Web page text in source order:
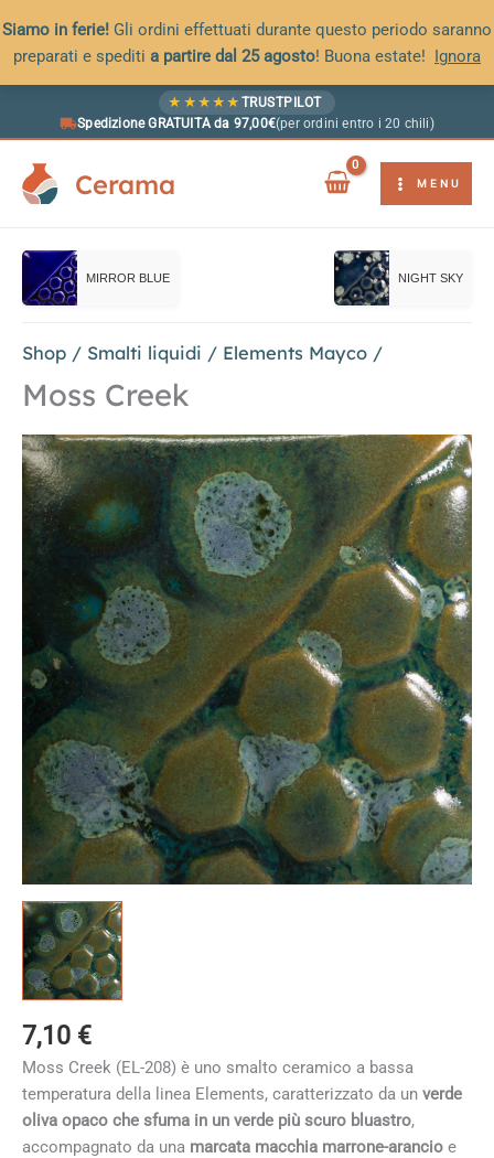
Siamo in ferie! Gli ordini effettuati durante questo periodo saranno
preparati e spediti a partire dal 25 agosto! Buona estate! Ignora
★ ★ ★ ★ ★ TRUSTPILOT
Spedizione GRATUITA da 97,00€(per ordini entro i 20 chili)
Cerama MENU
MIRROR BLUE NIGHT SKY
Shop / Smalti liquidi / Elements Mayco /
Moss Creek
7,10 €
Moss Creek (EL-208) è uno smalto ceramico a bassa
temperatura della linea Elements, caratterizzato da un verde
oliva opaco che sfuma in un verde più scuro bluastro,
accompagnato da una marcata macchia marrone-arancio e